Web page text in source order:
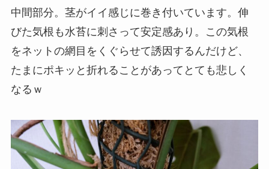
中間部分。茎がイイ感じに巻き付いています。伸
びた気根も水苔に刺さって安定感あり。この気根
をネットの網目をくぐらせて誘因するんだけど、
たまにポキッと折れることがあってとても悲しく
なるｗ